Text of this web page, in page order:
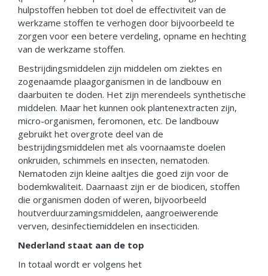
hulpstoffen hebben tot doel de effectiviteit van de
werkzame stoffen te verhogen door bijvoorbeeld te
zorgen voor een betere verdeling, opname en hechting
van de werkzame stoffen.
Bestrijdingsmiddelen zijn middelen om ziektes en
zogenaamde plaagorganismen in de landbouw en
daarbuiten te doden. Het zijn merendeels synthetische
middelen. Maar het kunnen ook plantenextracten zijn,
micro-organismen, feromonen, etc. De landbouw
gebruikt het overgrote deel van de
bestrijdingsmiddelen met als voornaamste doelen
onkruiden, schimmels en insecten, nematoden.
Nematoden zijn kleine aaltjes die goed zijn voor de
bodemkwaliteit. Daarnaast zijn er de biodicen, stoffen
die organismen doden of weren, bijvoorbeeld
houtverduurzamingsmiddelen, aangroeiwerende
verven, desinfectiemiddelen en insecticiden.
Nederland staat aan de top
In totaal wordt er volgens het